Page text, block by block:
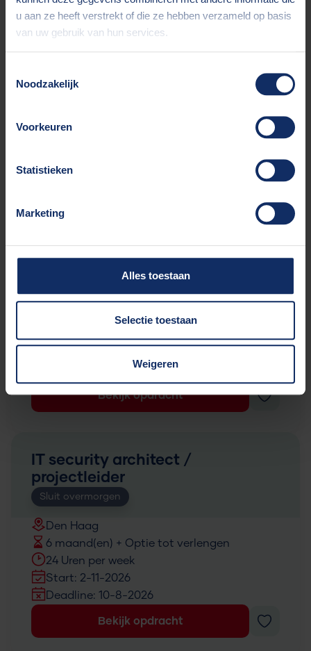
u aan ze heeft verstrekt of die ze hebben verzameld op basis
van uw gebruik van hun services.
Noodzakelijk
Voorkeuren
Statistieken
Marketing
Alles toestaan
Selectie toestaan
Weigeren
Amsterdam
38 Uren per week
Den Haag
Deadline: 10-8-2026
Bekijk opdracht
Sluit overmorgen
IT security architect /
projectleider
Den Haag
6 maand(en) + Optie tot verlengen
24 Uren per week
Start: 2-11-2026
Deadline: 10-8-2026
Bekijk opdracht